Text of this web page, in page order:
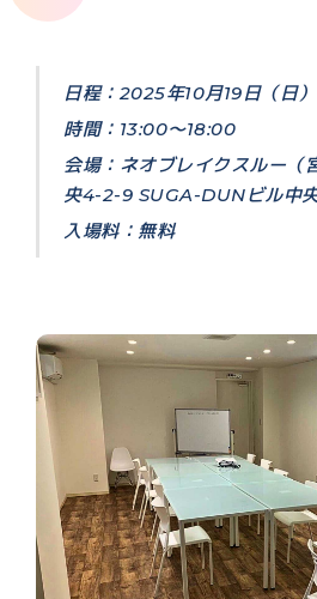
日程：2025年10月19日（日
時間：13:00〜18:00
会場：ネオブレイクスルー（
央4-2-9 SUGA-DUNビル中央
入場料：無料